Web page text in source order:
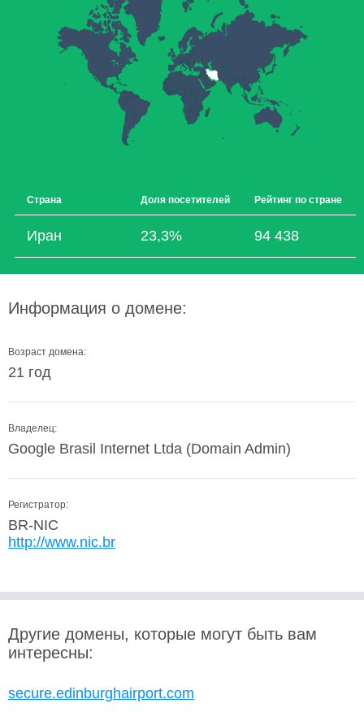
Страна Доля посетителей Рейтинг по стране
Иран 23,3% 94 438
Информация о домене:
Возраст домена:
21 год
Владелец:
Google Brasil Internet Ltda (Domain Admin)
Регистратор:
BR-NIC
http://www.nic.br
Другие домены, которые могут быть вам
интересны:
secure.edinburghairport.com